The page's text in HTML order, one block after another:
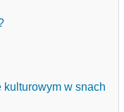
kulturowym w snach